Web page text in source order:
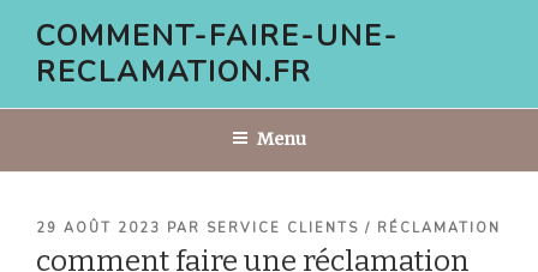
contenu
COMMENT-FAIRE-UNE-
RECLAMATION.FR
Menu
PUBLIÉ
29 AOÛT 2023 PAR SERVICE CLIENTS / RÉCLAMATION
comment faire une réclamation